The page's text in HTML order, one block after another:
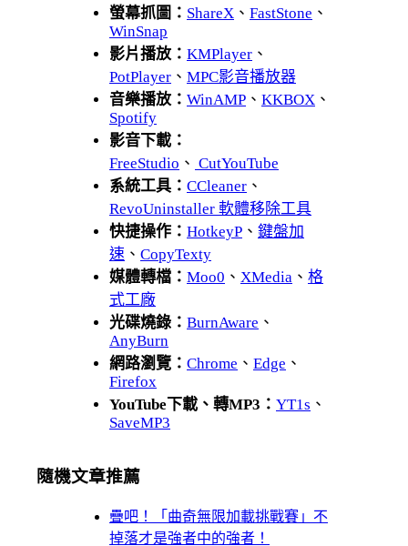
螢幕抓圖： ShareX 、 FastStone 、
WinSnap
影片播放： KMPlayer 、
PotPlayer 、 MPC影音播放器
音樂播放： WinAMP 、 KKBOX 、
Spotify
影音下載：
FreeStudio 、 CutYouTube
系統工具： CCleaner 、
RevoUninstaller 軟體移除工具
快捷操作： HotkeyP 、 鍵盤加
速 、 CopyTexty
媒體轉檔： Moo0 、 XMedia 、 格
式工廠
光碟燒錄： BurnAware 、
AnyBurn
網路瀏覽： Chrome 、 Edge 、
Firefox
YouTube下載、轉MP3： YT1s 、
SaveMP3
隨機文章推薦
疊吧！「曲奇無限加載挑戰賽」不
掉落才是強者中的強者！